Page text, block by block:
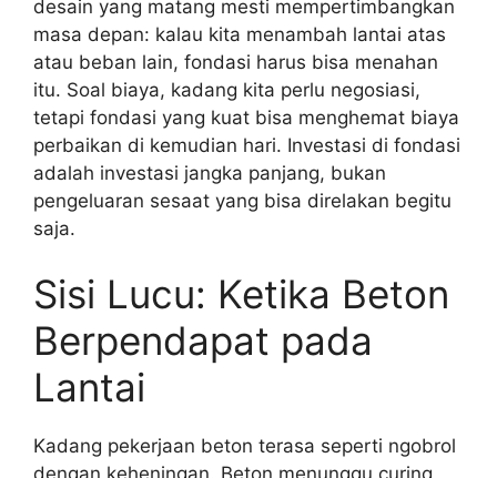
desain yang matang mesti mempertimbangkan
masa depan: kalau kita menambah lantai atas
atau beban lain, fondasi harus bisa menahan
itu. Soal biaya, kadang kita perlu negosiasi,
tetapi fondasi yang kuat bisa menghemat biaya
perbaikan di kemudian hari. Investasi di fondasi
adalah investasi jangka panjang, bukan
pengeluaran sesaat yang bisa direlakan begitu
saja.
Sisi Lucu: Ketika Beton
Berpendapat pada
Lantai
Kadang pekerjaan beton terasa seperti ngobrol
dengan keheningan. Beton menunggu curing